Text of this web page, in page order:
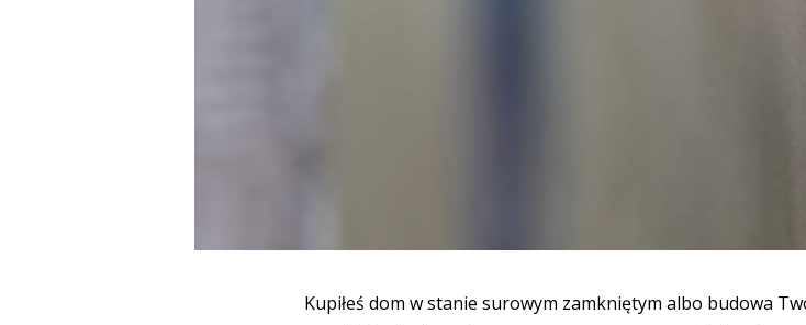
Kupiłeś dom w stanie surowym zamkniętym albo budowa